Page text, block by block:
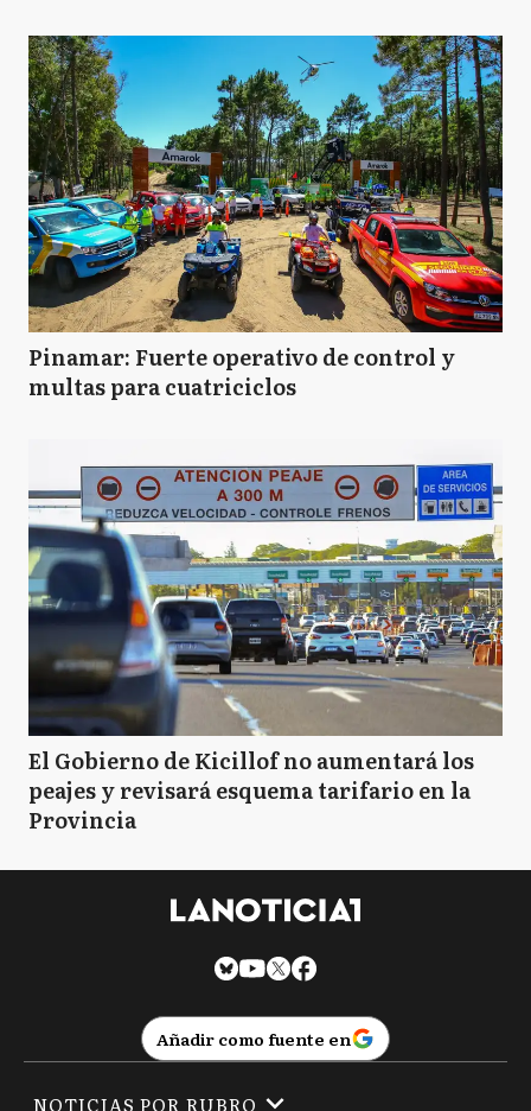
Pinamar: Fuerte operativo de control y
multas para cuatriciclos
El Gobierno de Kicillof no aumentará los
peajes y revisará esquema tarifario en la
Provincia
Añadir como fuente en
NOTICIAS POR RUBRO